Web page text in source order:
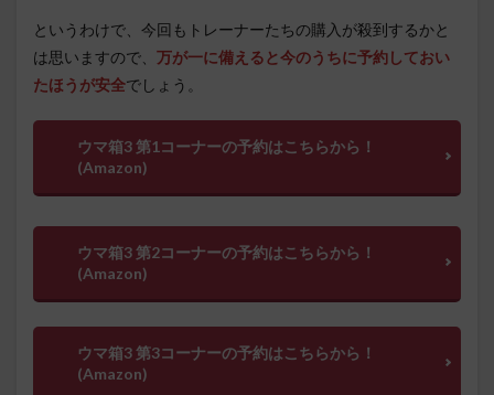
というわけで、今回もトレーナーたちの購入が殺到するかと
は思いますので、 万が一に備えると今のうちに予約しておい
たほうが安全でしょう。
ウマ箱3 第1コーナーの予約はこちらから！
(Amazon)
ウマ箱3 第2コーナーの予約はこちらから！
(Amazon)
ウマ箱3 第3コーナーの予約はこちらから！
(Amazon)